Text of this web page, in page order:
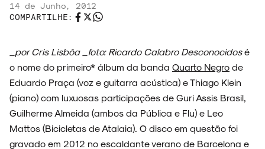
14 de Junho, 2012
COMPARTILHE:
_por Cris Lisbôa _foto: Ricardo Calabro Desconocidosé
o nome do primeiro* álbum da banda Quarto Negro de
Eduardo Praça (voz e guitarra acústica) e Thiago Klein
(piano) com luxuosas participações de Guri Assis Brasil,
Guilherme Almeida (ambos da Pública e Flu) e Leo
Mattos (Bicicletas de Atalaia). O disco em questão foi
gravado em 2012 no escaldante verano de Barcelona e